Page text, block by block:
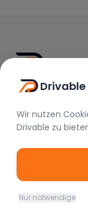
Drivable
FAQ
Instagram
Drivable
Wir nutzen
Drivable zu
Nur notwendige